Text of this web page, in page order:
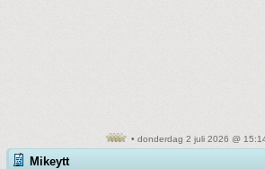
• donderdag 2 juli 2026 @
Mikeytt